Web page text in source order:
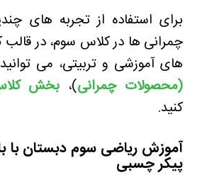
برای استفاده از تجربه های
چمرانی ها در کلاس سوم، در قالب
های آموزشی و تربیتی، می
(محصولات چمرانی)، بخش
کنید.
آموزش ریاضی سوم دبستان با
پیکر چسبی